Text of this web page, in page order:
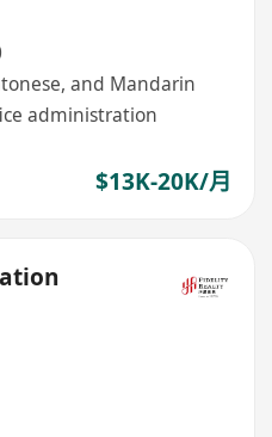
and Mandarin
administration
$13K-20K/月